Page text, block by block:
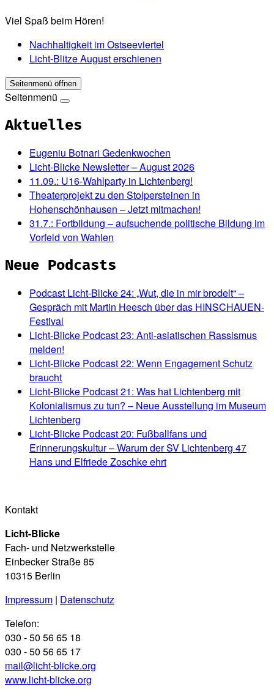
Viel Spaß beim Hören!
Nachhaltigkeit im Ostseeviertel
Licht-Blitze August erschienen
Seitenmenü öffnen
Seitenmenü
Aktuelles
Eugeniu Botnari Gedenkwochen
Licht-Blicke Newsletter – August 2026
11.09.: U16-Wahlparty in Lichtenberg!
Theaterprojekt zu den Stolpersteinen in
Hohenschönhausen – Jetzt mitmachen!
31.7.: Fortbildung – aufsuchende politische Bildung im
Vorfeld von Wahlen
Neue Podcasts
Podcast Licht-Blicke 24: „Wut, die in mir brodelt“ –
Gespräch mit Martin Heesch über das HINSCHAUEN-
Festival
Licht-Blicke Podcast 23: Anti-asiatischen Rassismus
melden!
Licht-Blicke Podcast 22: Wenn Engagement Schutz
braucht
Licht-Blicke Podcast 21: Was hat Lichtenberg mit
Kolonialismus zu tun? – Neue Ausstellung im Museum
Lichtenberg
Licht-Blicke Podcast 20: Fußballfans und
Erinnerungskultur – Warum der SV Lichtenberg 47
Hans und Elfriede Zoschke ehrt
Kontakt
Licht-Blicke
Fach- und Netzwerkstelle
Einbecker Straße 85
10315 Berlin
Impressum | Datenschutz
Telefon:
030 - 50 56 65 18
030 - 50 56 65 17
mail@licht-blicke.org
www.licht-blicke.org